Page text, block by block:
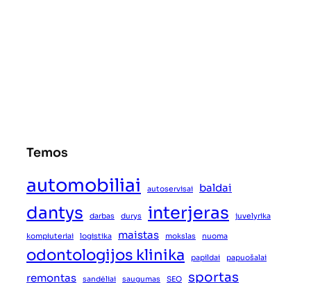
Temos
automobiliai autoservisai baldai
dantys darbas durys interjeras juvelyrika
kompiuteriai logistika maistas mokslas nuoma
odontologijos klinika papildai papuošalai
remontas sandėliai saugumas SEO
sportas